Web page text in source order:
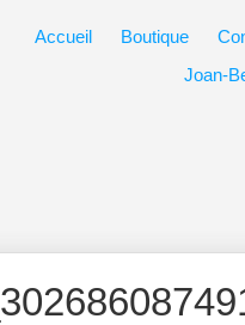
Accueil Boutique
Joan-